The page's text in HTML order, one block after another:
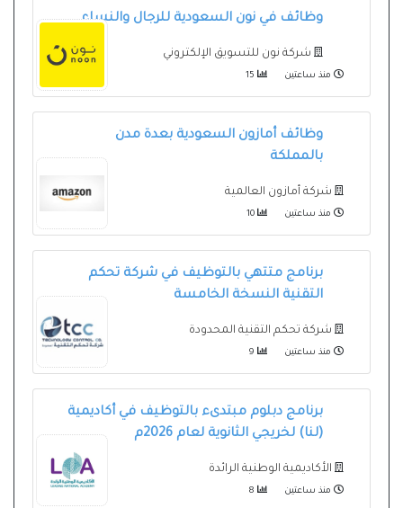
وظائف في نون السعودية للرجال والنساء
شركة نون للتسويق الإلكتروني
منذ ساعتين
وظائف أمازون السعودية بعدة مدن
بالمملكة
شركة أمازون العالمية
منذ ساعتين
برنامج متتهي بالتوظيف في شركة تحكم
التقنية النسخة الخامسة
شركة تحكم التقنية المحدودة
منذ ساعتين
برنامج دبلوم مبتدىء بالتوظيف في أكاديمية
(لنا) لخريجي الثانوية لعام 2026م
الأكاديمية الوطنية الرائدة
منذ ساعتين